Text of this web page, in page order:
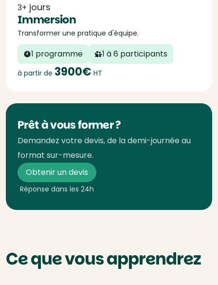
3+ jours
Immersion
Transformer une pratique d'équipe.
1 programme 1 à 6 participants
à partir de 3900€ HT
Prêt à vous former ?
Demandez votre devis, de la demi-journée au
format sur-mesure.
Obtenir un devis
Réponse dans les 24h
Ce que vous apprendrez